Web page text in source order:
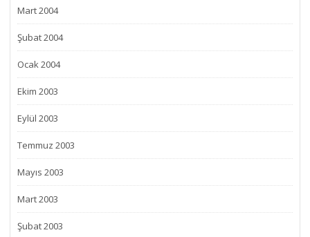
Mart 2004
Şubat 2004
Ocak 2004
Ekim 2003
Eylül 2003
Temmuz 2003
Mayıs 2003
Mart 2003
Şubat 2003